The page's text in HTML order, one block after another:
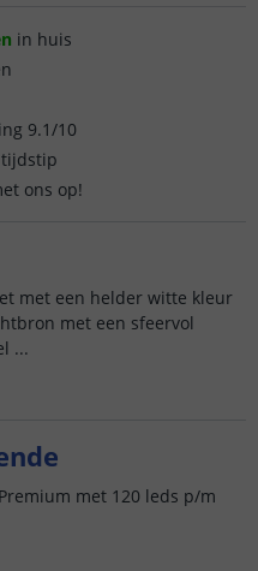
in huis
9.1/10
ons op!
met een helder witte kleur
met een sfeervol
...
met 120 leds p/m